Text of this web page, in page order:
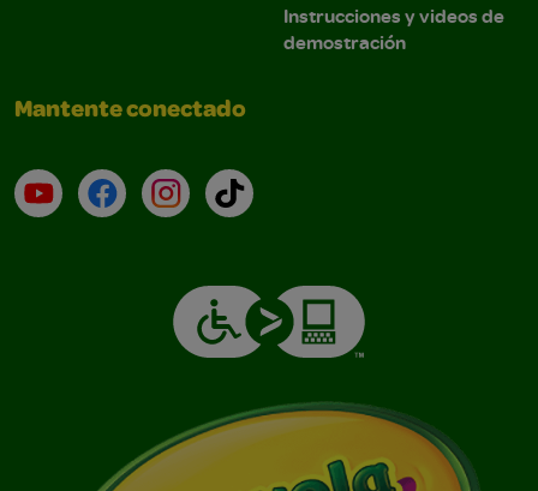
Instrucciones y videos de
demostración
Mantente conectado
YouTube (en inglés)
Facebook (en inglés)
Instagram (en inglés)
TikTok